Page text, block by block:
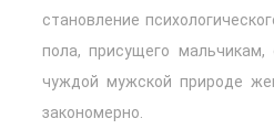
становление
пола, присущего
чуждой мужской природе
закономерно.